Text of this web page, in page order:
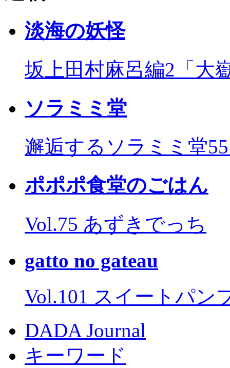
淡海の妖怪
坂上田村麻呂編2「大
ソラミミ堂
邂逅するソラミミ堂
ポポポ食堂のごはん
Vol.75 あずきでっち
gatto no gateau
Vol.101 スイートパン
DADA Journal
キーワード